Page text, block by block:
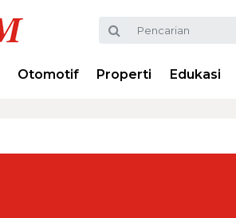
Otomotif Properti Edukasi